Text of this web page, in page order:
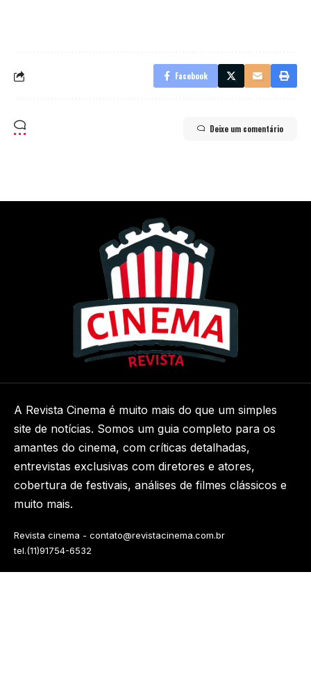
Facebook
Deixe um comentário
A Revista Cinema é muito mais do que um simples
site de notícias. Somos um guia completo para os
amantes do cinema, com críticas detalhadas,
entrevistas exclusivas com diretores e atores,
cobertura de festivais, análises de filmes clássicos e
muito mais.
Revista cinema - contato@revistacinema.com.br
tel.(11)91754-6532